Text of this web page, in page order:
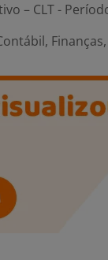
– CLT -